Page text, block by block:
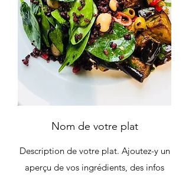
Nom de votre plat
Description de votre plat. Ajoutez-y un
aperçu de vos ingrédients, des infos